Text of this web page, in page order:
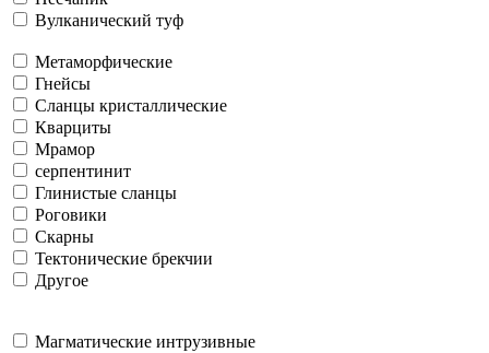
Вулканический туф
Метаморфические
Гнейсы
Сланцы кристаллические
Кварциты
Мрамор
серпентинит
Глинистые сланцы
Роговики
Скарны
Тектонические брекчии
Другое
Магматические интрузивные